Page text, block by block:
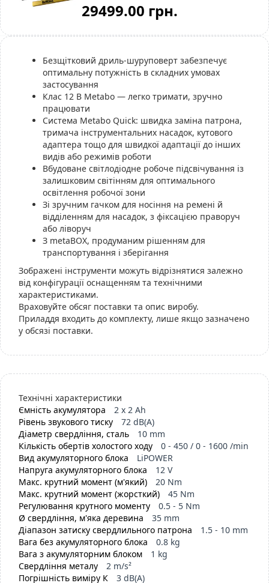
29499.00 грн.
Безщітковий дриль-шуруповерт забезпечує
оптимальну потужність в складних умовах
застосування
Клас 12 В Metabo — легко тримати, зручно
працювати
Система Metabo Quick: швидка заміна патрона,
тримача інструментальних насадок, кутового
адаптера тощо для швидкої адаптації до інших
видів або режимів роботи
Вбудоване світлодіодне робоче підсвічування із
залишковим світінням для оптимального
освітлення робочої зони
Зі зручним гачком для носіння на ремені й
відділенням для насадок, з фіксацією праворуч
або ліворуч
З metaBOX, продуманим рішенням для
транспортування і зберігання
Зображені інструменти можуть відрізнятися залежно
від конфігурації оснащенням та технічними
характеристиками.
Враховуйте обсяг поставки та опис виробу.
Приладдя входить до комплекту, лише якщо зазначено
у обсязі поставки.
Технічні характеристики
Ємність акумулятора
2 x 2 Ah
Рівень звукового тиску
72 dB(A)
Діаметр свердління, сталь
10 mm
Кількість обертів холостого ходу
0 - 450 / 0 - 1600 /min
Вид акумуляторного блока
LiPOWER
Напруга акумуляторного блока
12 V
Макс. крутний момент (м'який)
20 Nm
Макс. крутний момент (жорсткий)
45 Nm
Регулювання крутного моменту
0.5 - 5 Nm
Ø свердління, м'яка деревина
35 mm
Діапазон затиску свердлильного патрона
1.5 - 10 mm
Вага без акумуляторного блока
0.8 kg
Вага з акумуляторним блоком
1 kg
Свердління металу
2 m/s²
Погрішність виміру К
3 dB(A)